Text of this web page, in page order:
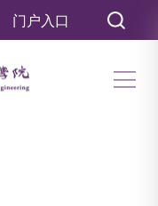
门户入口